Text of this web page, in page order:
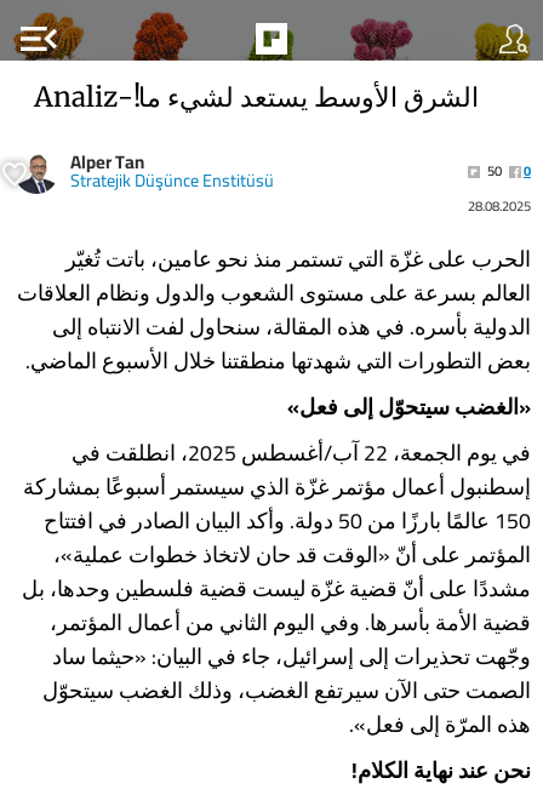
menu_open
الشرق الأوسط يستعد لشيء ما!-Analiz
Alper Tan
Stratejik Düşünce Enstitüsü 50
0
28.08.2025
الحرب على غزّة التي تستمر منذ نحو عامين، باتت تُغيّر
العالم بسرعة على مستوى الشعوب والدول ونظام العلاقات
الدولية بأسره. في هذه المقالة، سنحاول لفت الانتباه إلى
بعض التطورات التي شهدتها منطقتنا خلال الأسبوع الماضي.
«الغضب سيتحوّل إلى فعل»
في يوم الجمعة، 22 آب/أغسطس 2025، انطلقت في
إسطنبول أعمال مؤتمر غزّة الذي سيستمر أسبوعًا بمشاركة
150 عالمًا بارزًا من 50 دولة. وأكد البيان الصادر في افتتاح
المؤتمر على أنّ «الوقت قد حان لاتخاذ خطوات عملية»،
مشددًا على أنّ قضية غزّة ليست قضية فلسطين وحدها، بل
قضية الأمة بأسرها. وفي اليوم الثاني من أعمال المؤتمر،
وجّهت تحذيرات إلى إسرائيل، جاء في البيان: «حيثما ساد
الصمت حتى الآن سيرتفع الغضب، وذلك الغضب سيتحوّل
هذه المرّة إلى فعل».
نحن عند نهاية الكلام!